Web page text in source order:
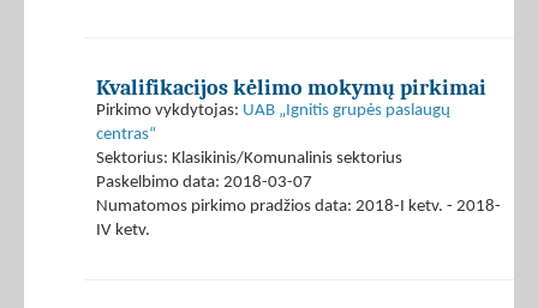
Kvalifikacijos kėlimo mokymų pirkimai
Pirkimo vykdytojas: UAB „Ignitis grupės paslaugų
centras“
Sektorius: Klasikinis/Komunalinis sektorius
Paskelbimo data: 2018-03-07
Numatomos pirkimo pradžios data: 2018-I ketv. - 2018-
IV ketv.